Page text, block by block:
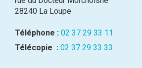
28240 La Loupe
Téléphone : 02 37 29 33 11
Télécopie : 02 37 29 33 33